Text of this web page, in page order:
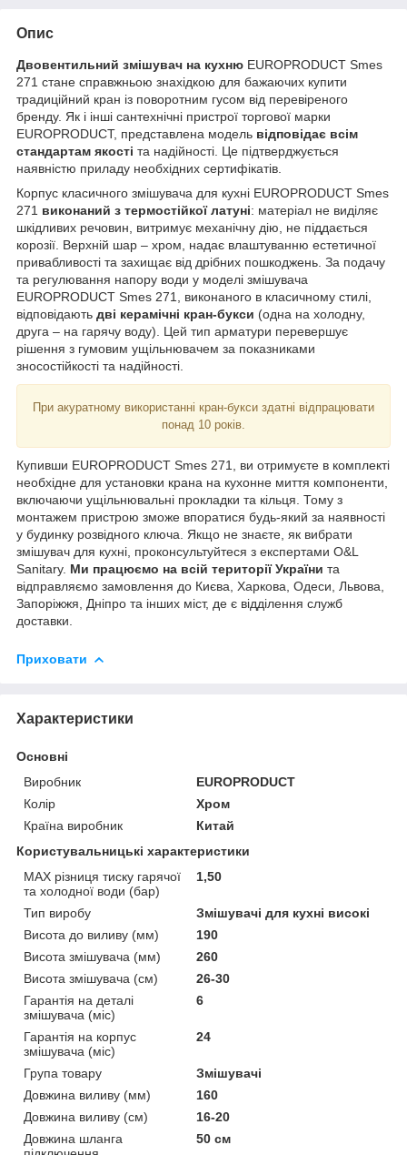
Опис
Двовентильний змішувач на кухню EUROPRODUCT Smes
271 стане справжньою знахідкою для бажаючих купити
традиційний кран із поворотним гусом від перевіреного
бренду. Як і інші сантехнічні пристрої торгової марки
EUROPRODUCT, представлена модель відповідає всім
стандартам якості та надійності. Це підтверджується
наявністю приладу необхідних сертифікатів.
Корпус класичного змішувача для кухні EUROPRODUCT Smes
271 виконаний з термостійкої латуні: матеріал не виділяє
шкідливих речовин, витримує механічну дію, не піддається
корозії. Верхній шар – хром, надає влаштуванню естетичної
привабливості та захищає від дрібних пошкоджень. За подачу
та регулювання напору води у моделі змішувача
EUROPRODUCT Smes 271, виконаного в класичному стилі,
відповідають дві керамічні кран-букси (одна на холодну,
друга – на гарячу воду). Цей тип арматури перевершує
рішення з гумовим ущільнювачем за показниками
зносостійкості та надійності.
При акуратному використанні кран-букси здатні відпрацювати
понад 10 років.
Купивши EUROPRODUCT Smes 271, ви отримуєте в комплекті
необхідне для установки крана на кухонне миття компоненти,
включаючи ущільнювальні прокладки та кільця. Тому з
монтажем пристрою зможе впоратися будь-який за наявності
у будинку розвідного ключа. Якщо не знаєте, як вибрати
змішувач для кухні, проконсультуйтеся з експертами O&L
Sanitary. Ми працюємо на всій території України та
відправляємо замовлення до Києва, Харкова, Одеси, Львова,
Запоріжжя, Дніпро та інших міст, де є відділення служб
доставки.
Приховати
Характеристики
Основні
Виробник
EUROPRODUCT
Колір
Хром
Країна виробник
Китай
Користувальницькі характеристики
MAX різниця тиску гарячої
та холодної води (бар)
1,50
Тип виробу
Змішувачі для кухні високі
Висота до виливу (мм)
190
Висота змішувача (мм)
260
Висота змішувача (см)
26-30
Гарантія на деталі
змішувача (міс)
6
Гарантія на корпус
змішувача (міс)
24
Група товару
Змішувачі
Довжина виливу (мм)
160
Довжина виливу (см)
16-20
Довжина шланга
50 см